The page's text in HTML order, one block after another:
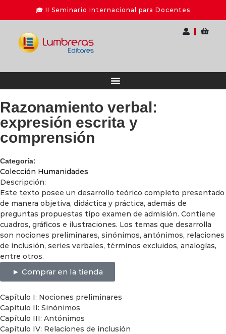
Internacional para Docentes Ahorra hasta
Razonamiento verbal:
expresión escrita y
comprensión
Categoría:
Colección Humanidades
Descripción:
Este texto posee un desarrollo teórico completo presentado
de manera objetiva, didáctica y práctica, además de
preguntas propuestas tipo examen de admisión. Contiene
cuadros, gráficos e ilustraciones. Los temas que desarrolla
son nociones preliminares, sinónimos, antónimos, relaciones
de inclusión, series verbales, términos excluidos, analogías,
entre otros.
► Comprar en la tienda
Capítulo I: Nociones preliminares
Capítulo II: Sinónimos
Capítulo III: Antónimos
Capítulo IV: Relaciones de inclusión